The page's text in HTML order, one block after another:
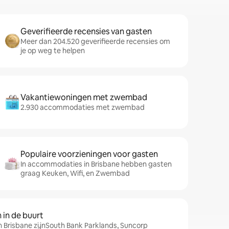
Geverifieerde recensies van gasten
Meer dan 204.520 geverifieerde recensies om
je op weg te helpen
Vakantiewoningen met zwembad
2.930 accommodaties met zwembad
Populaire voorzieningen voor gasten
In accommodaties in Brisbane hebben gasten
graag Keuken, Wifi, en Zwembad
in de buurt
zijnSouth Bank Parklands, Suncorp